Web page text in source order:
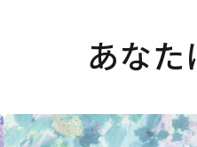
あな